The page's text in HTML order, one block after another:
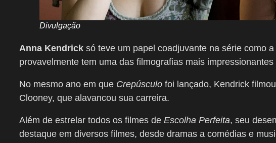
Divulgação
Anna Kendrick só teve um papel coadjuvante na série como
provavelmente tem uma das filmografias mais
No mesmo ano em que Crepúsculo foi lançado, Kendrick
Clooney, que alavancou sua carreira.
Além de estrelar todos os filmes de Escolha Perfeita, seu
destaque em diversos filmes, desde dramas a comédias e